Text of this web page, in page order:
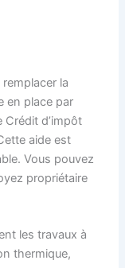
remplacer la
en place par
Crédit d’impôt
aide est
Vous pouvez
propriétaire
les travaux à
thermique,